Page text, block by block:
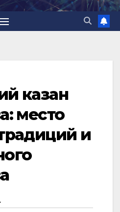
казан
место
и